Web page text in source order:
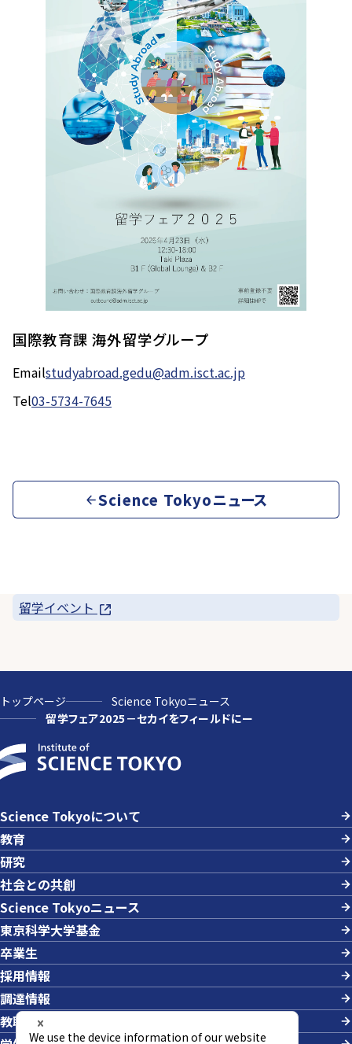
国際教育課 海外留学グループ
Emailstudyabroad.gedu@adm.isct.ac.jp
Tel03-5734-7645
Science Tokyoニュース
留学イベント
トップページ
Science Tokyoニュース
留学フェア2025－セカイをフィールドにー
Science Tokyoについて
教育
研究
社会との共創
Science Tokyoニュース
東京科学大学基金
卒業生
採用情報
調達情報
教職員への業務依頼